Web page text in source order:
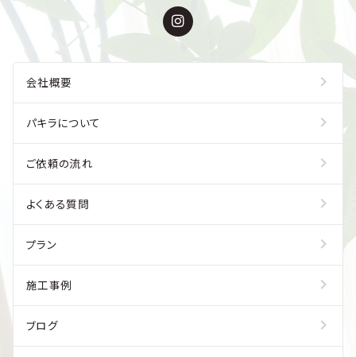
会社概要
パキラについて
ご依頼の流れ
よくある質問
プラン
施工事例
ブログ